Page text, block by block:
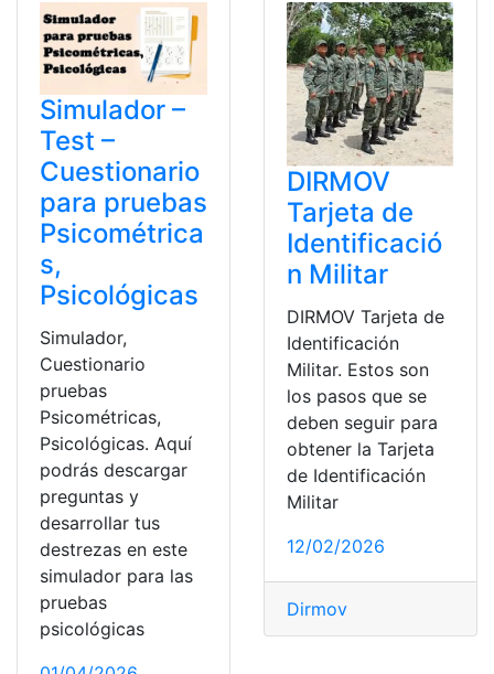
Simulador –
Test –
Cuestionario
para pruebas
Psicométrica
s,
Psicológicas
Simulador,
Cuestionario
pruebas
Psicométricas,
Psicológicas. Aquí
podrás descargar
preguntas y
desarrollar tus
destrezas en este
simulador para las
pruebas
psicológicas
DIRMOV
Tarjeta de
Identificació
n Militar
DIRMOV Tarjeta de
Identificación
Militar. Estos son
los pasos que se
deben seguir para
obtener la Tarjeta
de Identificación
Militar
12/02/2026
Dirmov